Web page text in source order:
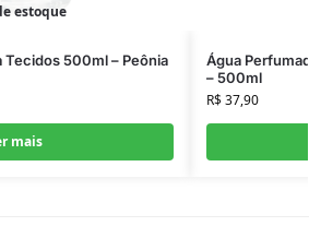
estoque
Tecidos 500ml – Peônia
mais
Água
– 500ml
R$37,90